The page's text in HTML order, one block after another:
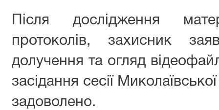
Після дослідження
протоколів, захисник
долучення та огляд
засідання сесії
задоволено.